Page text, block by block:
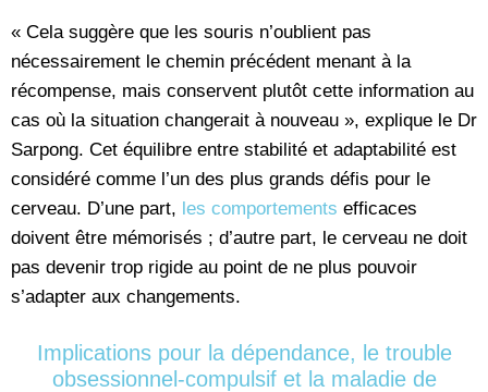
« Cela suggère que les souris n’oublient pas
nécessairement le chemin précédent menant à la
récompense, mais conservent plutôt cette information au
cas où la situation changerait à nouveau », explique le Dr
Sarpong. Cet équilibre entre stabilité et adaptabilité est
considéré comme l’un des plus grands défis pour le
cerveau. D’une part, les comportements efficaces
doivent être mémorisés ; d’autre part, le cerveau ne doit
pas devenir trop rigide au point de ne plus pouvoir
s’adapter aux changements.
Implications pour la dépendance, le trouble
obsessionnel-compulsif et la maladie de